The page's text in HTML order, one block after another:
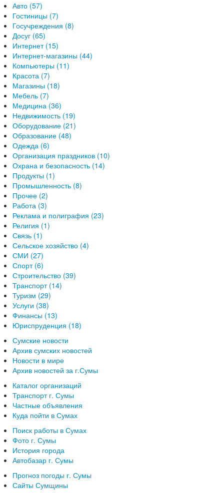
Авто (57)
Гостиницы (7)
Госучреждения (8)
Досуг (65)
Интернет (15)
Интернет-магазины (44)
Компьютеры (11)
Красота (7)
Магазины (18)
Мебель (7)
Медицина (36)
Недвижимость (19)
Оборудование (21)
Образование (48)
Одежда (6)
Организация праздников (10)
Охрана и безопасность (14)
Продукты (1)
Промышленность (8)
Прочее (2)
Работа (3)
Реклама и полиграфия (23)
Религия (1)
Связь (1)
Сельское хозяйство (4)
СМИ (27)
Спорт (6)
Строительство (39)
Транспорт (14)
Туризм (29)
Услуги (38)
Финансы (13)
Юриспруденция (18)
Сумские новости
Архив сумских новостей
Новости в мире
Архив новостей за г.Сумы
Каталог организаций
Транспорт г. Сумы
Частные объявления
Куда пойти в Сумах
Поиск работы в Сумах
Фото г. Сумы
История города
Автобазар г. Сумы
Прогноз погоды г. Сумы
Сайты Сумщины